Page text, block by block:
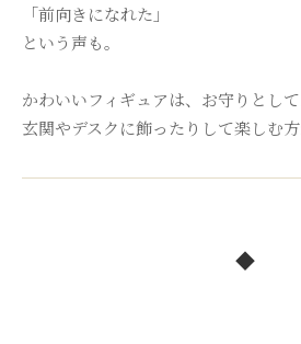
「前向きになれた」
という声も。
かわいいフィギュアは、お守りとして
玄関やデスクに飾ったりして楽しむ方
◆